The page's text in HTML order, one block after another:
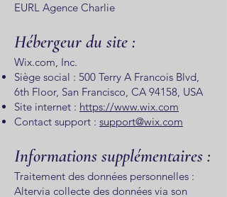
EURL Agence Charlie
Hébergeur du site :
Wix.com, Inc.
Siège social : 500 Terry A Francois Blvd,
6th Floor, San Francisco, CA 94158, USA
Site internet : https://www.wix.com
Contact support : support@wix.com
Informations supplémentaires :
Traitement des données personnelles :
Altervia collecte des données via son